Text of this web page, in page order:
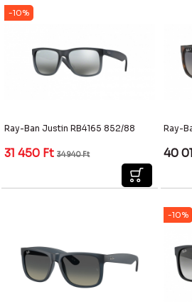
-10%
Ray-Ban Justin RB4165 852/88
31 450 Ft 34 940Ft
Ray-
40
-10%